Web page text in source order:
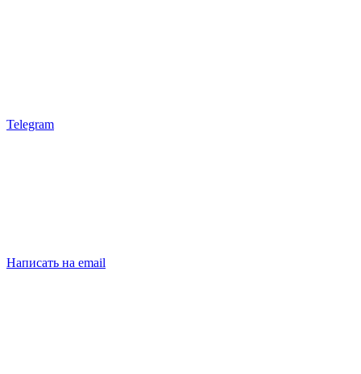
Telegram
Написать на email